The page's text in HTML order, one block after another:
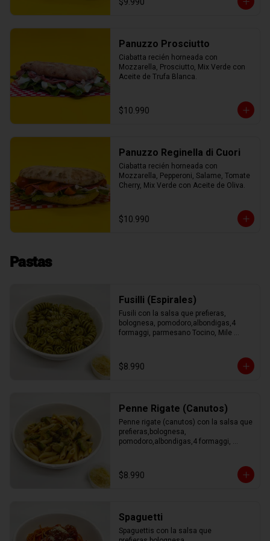
Panuzzo Prosciutto
Ciabatta recién horneada con
Mozzarella, Prosciutto, Mix Verde con
Aceite de Trufa Blanca.
$10.990
Panuzzo Reginella di Cuori
Ciabatta recién horneada con
Mozzarella, Pepperoni, Salame, Tomate
Cherry, Mix Verde con Aceite de Oliva.
$10.990
Pastas
Fusilli (Espirales)
Fusili con la salsa que prefieras,
bolognesa, pomodoro,albondigas,4
formaggi, parmesano Tocino, Mile
$8.990
Penne Rigate (Canutos)
Penne rigate (canutos) con la salsa que
prefieras,bolognesa,
pomodoro,albondigas,4 formaggi,
$8.990
Spaguetti
Spaguettis con la salsa que